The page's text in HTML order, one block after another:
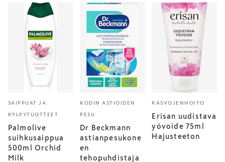
SAIPPUAT JA
KYLPYTUOTTEET
Palmolive
suihkusaippua
500ml Orchid
Milk
KODIN ASTIOIDEN
PESU
Dr Beckmann
astianpesukone
en
tehopuhdistaja
KASVOJENHOITO
Erisan uudistava
yövoide 75ml
Hajusteeton